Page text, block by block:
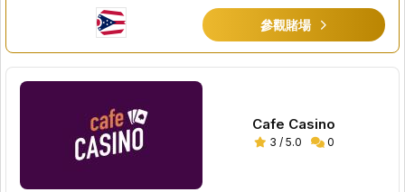
參觀賭場
Cafe Casino
3 / 5.0 0